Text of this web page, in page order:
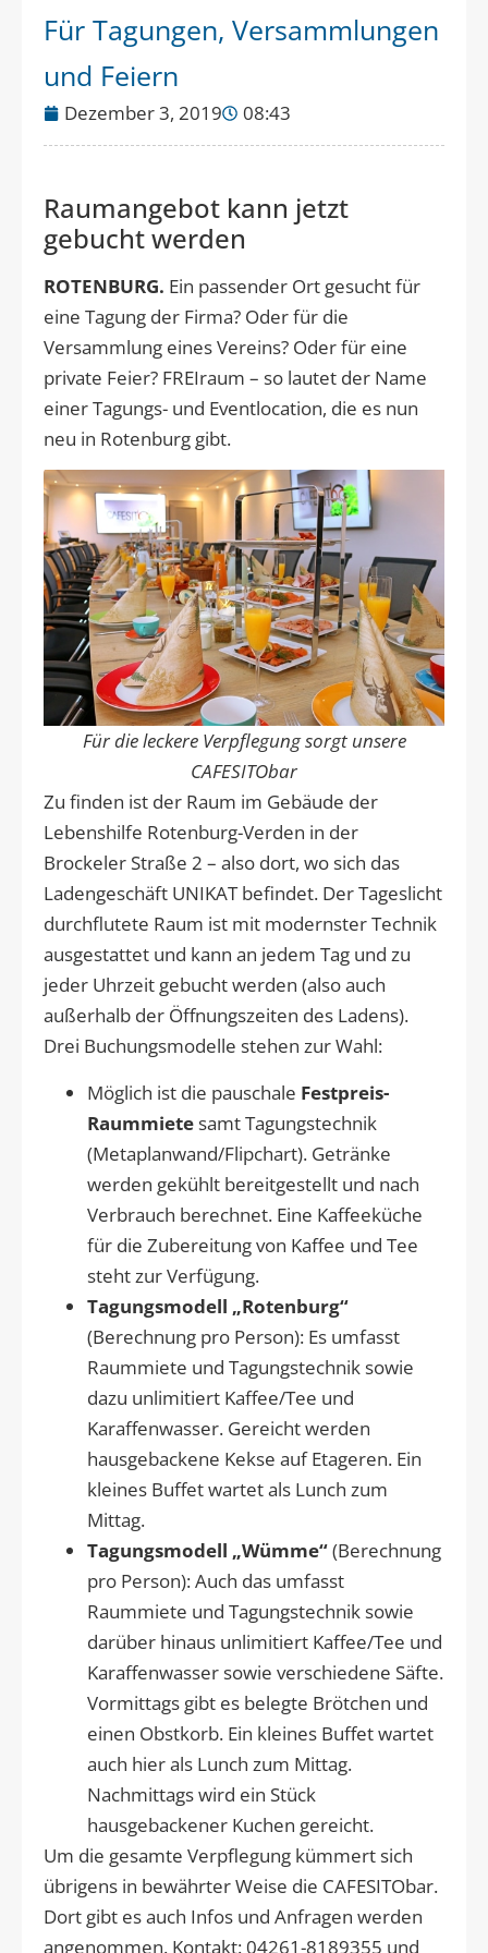
Für Tagungen, Versammlungen
und Feiern
Dezember 3, 2019 08:43
Raumangebot kann jetzt
gebucht werden
ROTENBURG. Ein passender Ort gesucht für
eine Tagung der Firma? Oder für die
Versammlung eines Vereins? Oder für eine
private Feier? FREIraum – so lautet der Name
einer Tagungs- und Eventlocation, die es nun
neu in Rotenburg gibt.
Für die leckere Verpflegung sorgt unsere
CAFESITObar
Zu finden ist der Raum im Gebäude der
Lebenshilfe Rotenburg-Verden in der
Brockeler Straße 2 – also dort, wo sich das
Ladengeschäft UNIKAT befindet. Der Tageslicht
durchflutete Raum ist mit modernster Technik
ausgestattet und kann an jedem Tag und zu
jeder Uhrzeit gebucht werden (also auch
außerhalb der Öffnungszeiten des Ladens).
Drei Buchungsmodelle stehen zur Wahl:
Möglich ist die pauschale Festpreis-
Raummietesamt Tagungstechnik
(Metaplanwand/Flipchart). Getränke
werden gekühlt bereitgestellt und nach
Verbrauch berechnet. Eine Kaffeeküche
für die Zubereitung von Kaffee und Tee
steht zur Verfügung.
Tagungsmodell „Rotenburg“
(Berechnung pro Person): Es umfasst
Raummiete und Tagungstechnik sowie
dazu unlimitiert Kaffee/Tee und
Karaffenwasser. Gereicht werden
hausgebackene Kekse auf Etageren. Ein
kleines Buffet wartet als Lunch zum
Mittag.
Tagungsmodell „Wümme“(Berechnung
pro Person): Auch das umfasst
Raummiete und Tagungstechnik sowie
darüber hinaus unlimitiert Kaffee/Tee und
Karaffenwasser sowie verschiedene Säfte.
Vormittags gibt es belegte Brötchen und
einen Obstkorb. Ein kleines Buffet wartet
auch hier als Lunch zum Mittag.
Nachmittags wird ein Stück
hausgebackener Kuchen gereicht.
Um die gesamte Verpflegung kümmert sich
übrigens in bewährter Weise die CAFESITObar.
Dort gibt es auch Infos und Anfragen werden
angenommen. Kontakt: 04261-8189355 und